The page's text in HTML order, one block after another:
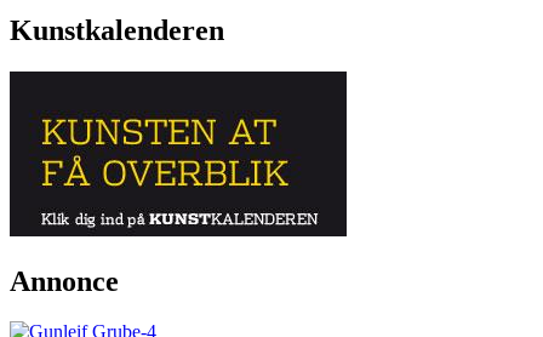
Kunstkalenderen
Annonce